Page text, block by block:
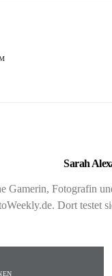
Sarah
Gamerin, Fotografin
Dort testet